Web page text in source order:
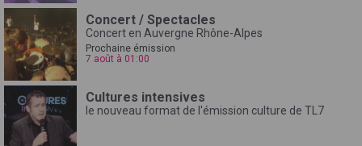
Concert / Spectacles
Concert en Auvergne Rhône-Alpes
Prochaine émission
7 août à 01:00
Cultures intensives
le nouveau format de l'émission culture de TL7